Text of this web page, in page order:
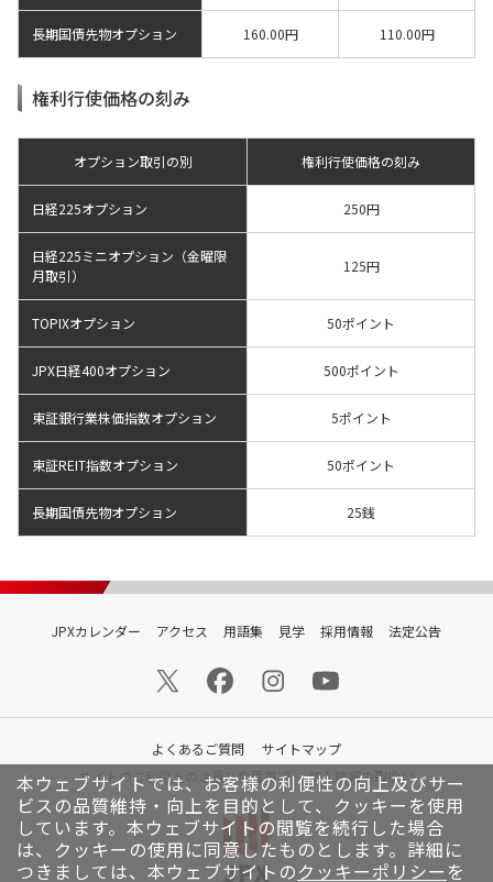
本ウェブサイトでは、お客様の利便性の向上及びサー
ビスの品質維持・向上を目的として、クッキーを使用
しています。 本ウェブサイトの閲覧を続行した場合
は、クッキーの使用に同意したものとします。詳細に
つきましては、本ウェブサイトのクッキーポリシー を
長期国債先物オプション 160.00円 110.00円
権利行使価格の刻み
オプション取引の別 権利行使価格の刻み
日経225オプション 250円
日経225ミニオプション（金曜限
月取引）
125円
TOPIXオプション 50ポイント
JPX日経400オプション 500ポイント
東証銀行業株価指数オプション 5ポイント
東証REIT指数オプション 50ポイント
長期国債先物オプション 25銭
JPXカレンダー アクセス 用語集 見学 採用情報 法定公告
よくあるご質問
サイトマップ
サイトのご利用上の注意と免責事項
個人情報の取扱い